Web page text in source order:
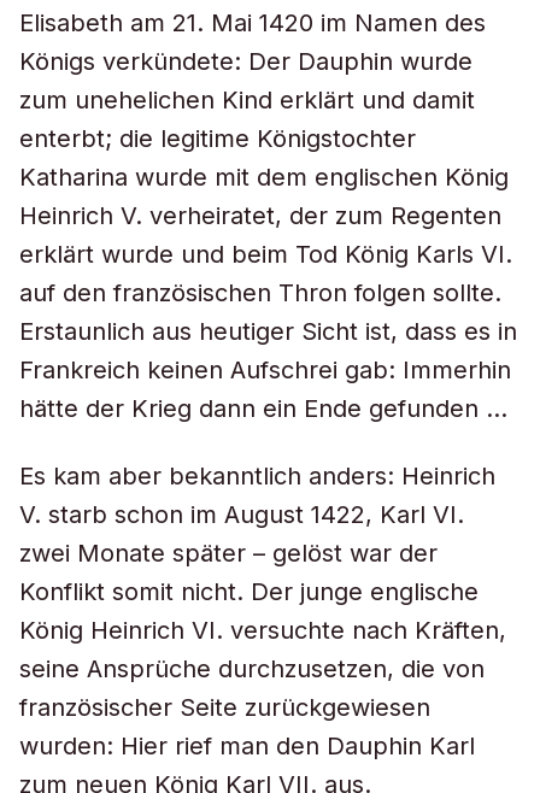
Elisabeth am 21. Mai 1420 im Namen des
Königs verkündete: Der Dauphin wurde
zum unehelichen Kind erklärt und damit
enterbt; die legitime Königstochter
Katharina wurde mit dem englischen König
Heinrich V. verheiratet, der zum Regenten
erklärt wurde und beim Tod König Karls VI.
auf den französischen Thron folgen sollte.
Erstaunlich aus heutiger Sicht ist, dass es in
Frankreich keinen Aufschrei gab: Immerhin
hätte der Krieg dann ein Ende gefunden …
Es kam aber bekanntlich anders: Heinrich
V. starb schon im August 1422, Karl VI.
zwei Monate später – gelöst war der
Konflikt somit nicht. Der junge englische
König Heinrich VI. versuchte nach Kräften,
seine Ansprüche durchzusetzen, die von
französischer Seite zurückgewiesen
wurden: Hier rief man den Dauphin Karl
zum neuen König Karl VII. aus.